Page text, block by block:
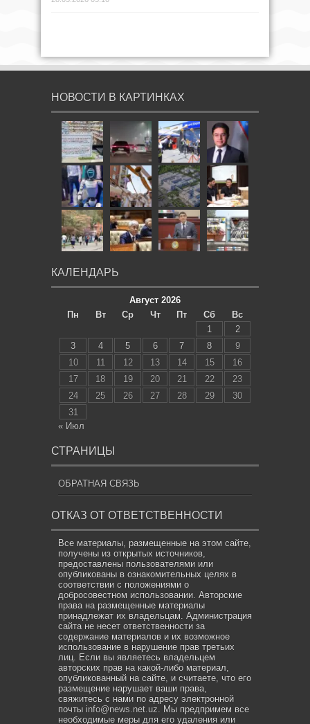
НОВОСТИ В КАРТИНКАХ
КАЛЕНДАРЬ
Август 2026
Пн
Вт Ср Чт Пт Сб
Вс
1
2
3
4 5 6 7 8
9
10
11 12 13 14 15
16
17
18 19 20 21 22
23
24
25 26 27 28 29
30
31
« Июл
СТРАНИЦЫ
ОБРАТНАЯ СВЯЗЬ
ОТКАЗ ОТ ОТВЕТСТВЕННОСТИ
Все материалы, размещенные на этом сайте,
получены из открытых источников,
предоставлены пользователями или
опубликованы в ознакомительных целях в
соответствии с положениями о
добросовестном использовании. Авторские
права на размещенные материалы
принадлежат их владельцам. Администрация
сайта не несет ответственности за
содержание материалов и их возможное
использование в нарушение прав третьих
лиц. Если вы являетесь владельцем
авторских прав на какой-либо материал,
опубликованный на сайте, и считаете, что его
размещение нарушает ваши права,
свяжитесь с нами по адресу электронной
почты info@news.net.uz . Мы предпримем все
необходимые меры для его удаления или